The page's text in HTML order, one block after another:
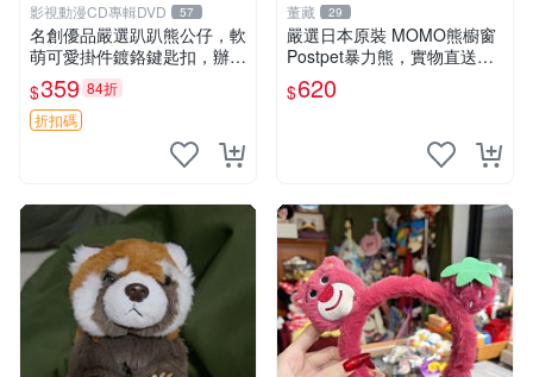
影視動漫CD專輯DVD 57
名創優品嚴選趴趴熊公仔，軟
萌可愛掛件鍍鉻鍵匙扣，辦公
放松好選擇 趴趴熊 鍍鉻鍵匙
扣 萬用掛件
$359 84折
折扣碼
董藏 29
嚴選日本原裝 MOMO熊櫥窗
Postpet暴力熊，實物直送新
臺灣。MOMO熊 暴力熊 熊貓
櫥窗
$620